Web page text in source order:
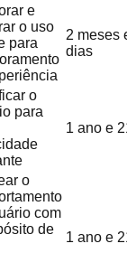
e
o uso
para
2 meses
dias
o
para
1 ano e
o
com
de
1 ano e